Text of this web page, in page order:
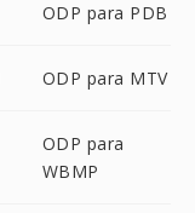
ODP para PDB
ODP para MTV
ODP para
WBMP